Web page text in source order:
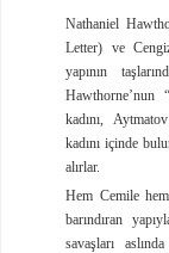
Nathaniel
Letter) ve
yapının
Hawthorne’nun
kadını,
kadını içinde
alırlar.
Hem Cemile
barındıran
savaşları